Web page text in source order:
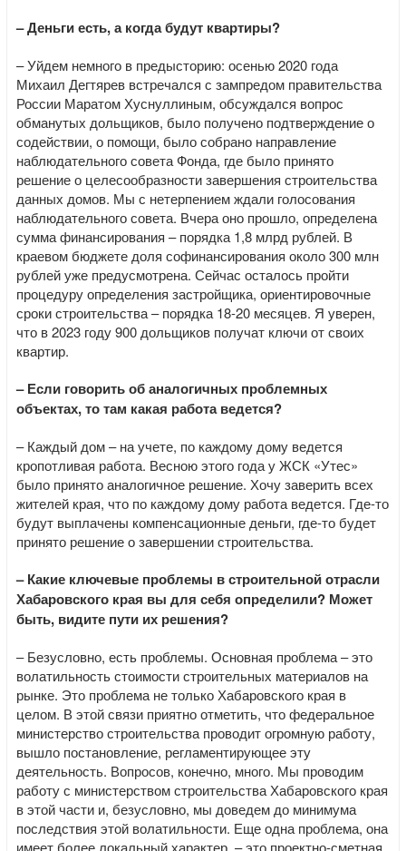
– Деньги есть, а когда будут квартиры?
– Уйдем немного в предысторию: осенью 2020 года
Михаил Дегтярев встречался с зампредом правительства
России Маратом Хуснуллиным, обсуждался вопрос
обманутых дольщиков, было получено подтверждение о
содействии, о помощи, было собрано направление
наблюдательного совета Фонда, где было принято
решение о целесообразности завершения строительства
данных домов. Мы с нетерпением ждали голосования
наблюдательного совета. Вчера оно прошло, определена
сумма финансирования – порядка 1,8 млрд рублей. В
краевом бюджете доля софинансирования около 300 млн
рублей уже предусмотрена. Сейчас осталось пройти
процедуру определения застройщика, ориентировочные
сроки строительства – порядка 18-20 месяцев. Я уверен,
что в 2023 году 900 дольщиков получат ключи от своих
квартир.
– Если говорить об аналогичных проблемных
объектах, то там какая работа ведется?
– Каждый дом – на учете, по каждому дому ведется
кропотливая работа. Весною этого года у ЖСК «Утес»
было принято аналогичное решение. Хочу заверить всех
жителей края, что по каждому дому работа ведется. Где-то
будут выплачены компенсационные деньги, где-то будет
принято решение о завершении строительства.
– Какие ключевые проблемы в строительной отрасли
Хабаровского края вы для себя определили? Может
быть, видите пути их решения?
– Безусловно, есть проблемы. Основная проблема – это
волатильность стоимости строительных материалов на
рынке. Это проблема не только Хабаровского края в
целом. В этой связи приятно отметить, что федеральное
министерство строительства проводит огромную работу,
вышло постановление, регламентирующее эту
деятельность. Вопросов, конечно, много. Мы проводим
работу с министерством строительства Хабаровского края
в этой части и, безусловно, мы доведем до минимума
последствия этой волатильности. Еще одна проблема, она
имеет более локальный характер, – это проектно-сметная